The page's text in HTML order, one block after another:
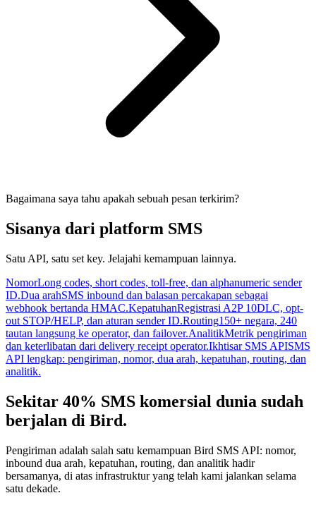
Bagaimana saya tahu apakah sebuah pesan terkirim?
Sisanya dari platform SMS
Satu API, satu set key. Jelajahi kemampuan lainnya.
NomorLong codes, short codes, toll-free, dan alphanumeric sender
ID.Dua arahSMS inbound dan balasan percakapan sebagai
webhook bertanda HMAC.KepatuhanRegistrasi A2P 10DLC, opt-
out STOP/HELP, dan aturan sender ID.Routing150+ negara, 240
tautan langsung ke operator, dan failover.AnalitikMetrik pengiriman
dan keterlibatan dari delivery receipt operator.Ikhtisar SMS APISMS
API lengkap: pengiriman, nomor, dua arah, kepatuhan, routing, dan
analitik.
Sekitar 40% SMS komersial dunia sudah
berjalan di Bird.
Pengiriman adalah salah satu kemampuan Bird SMS API: nomor,
inbound dua arah, kepatuhan, routing, dan analitik hadir
bersamanya, di atas infrastruktur yang telah kami jalankan selama
satu dekade.